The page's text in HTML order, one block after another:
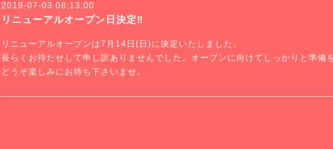
2019-07-03 08:13:00
リニューアルオープン日決定‼️
リニューアルオープンは7月14日(日)に決定いたしました。
長らくお待たせして申し訳ありませんでした。オープンに向けてしっかりと準備
どうぞ楽しみにお待ち下さいませ。